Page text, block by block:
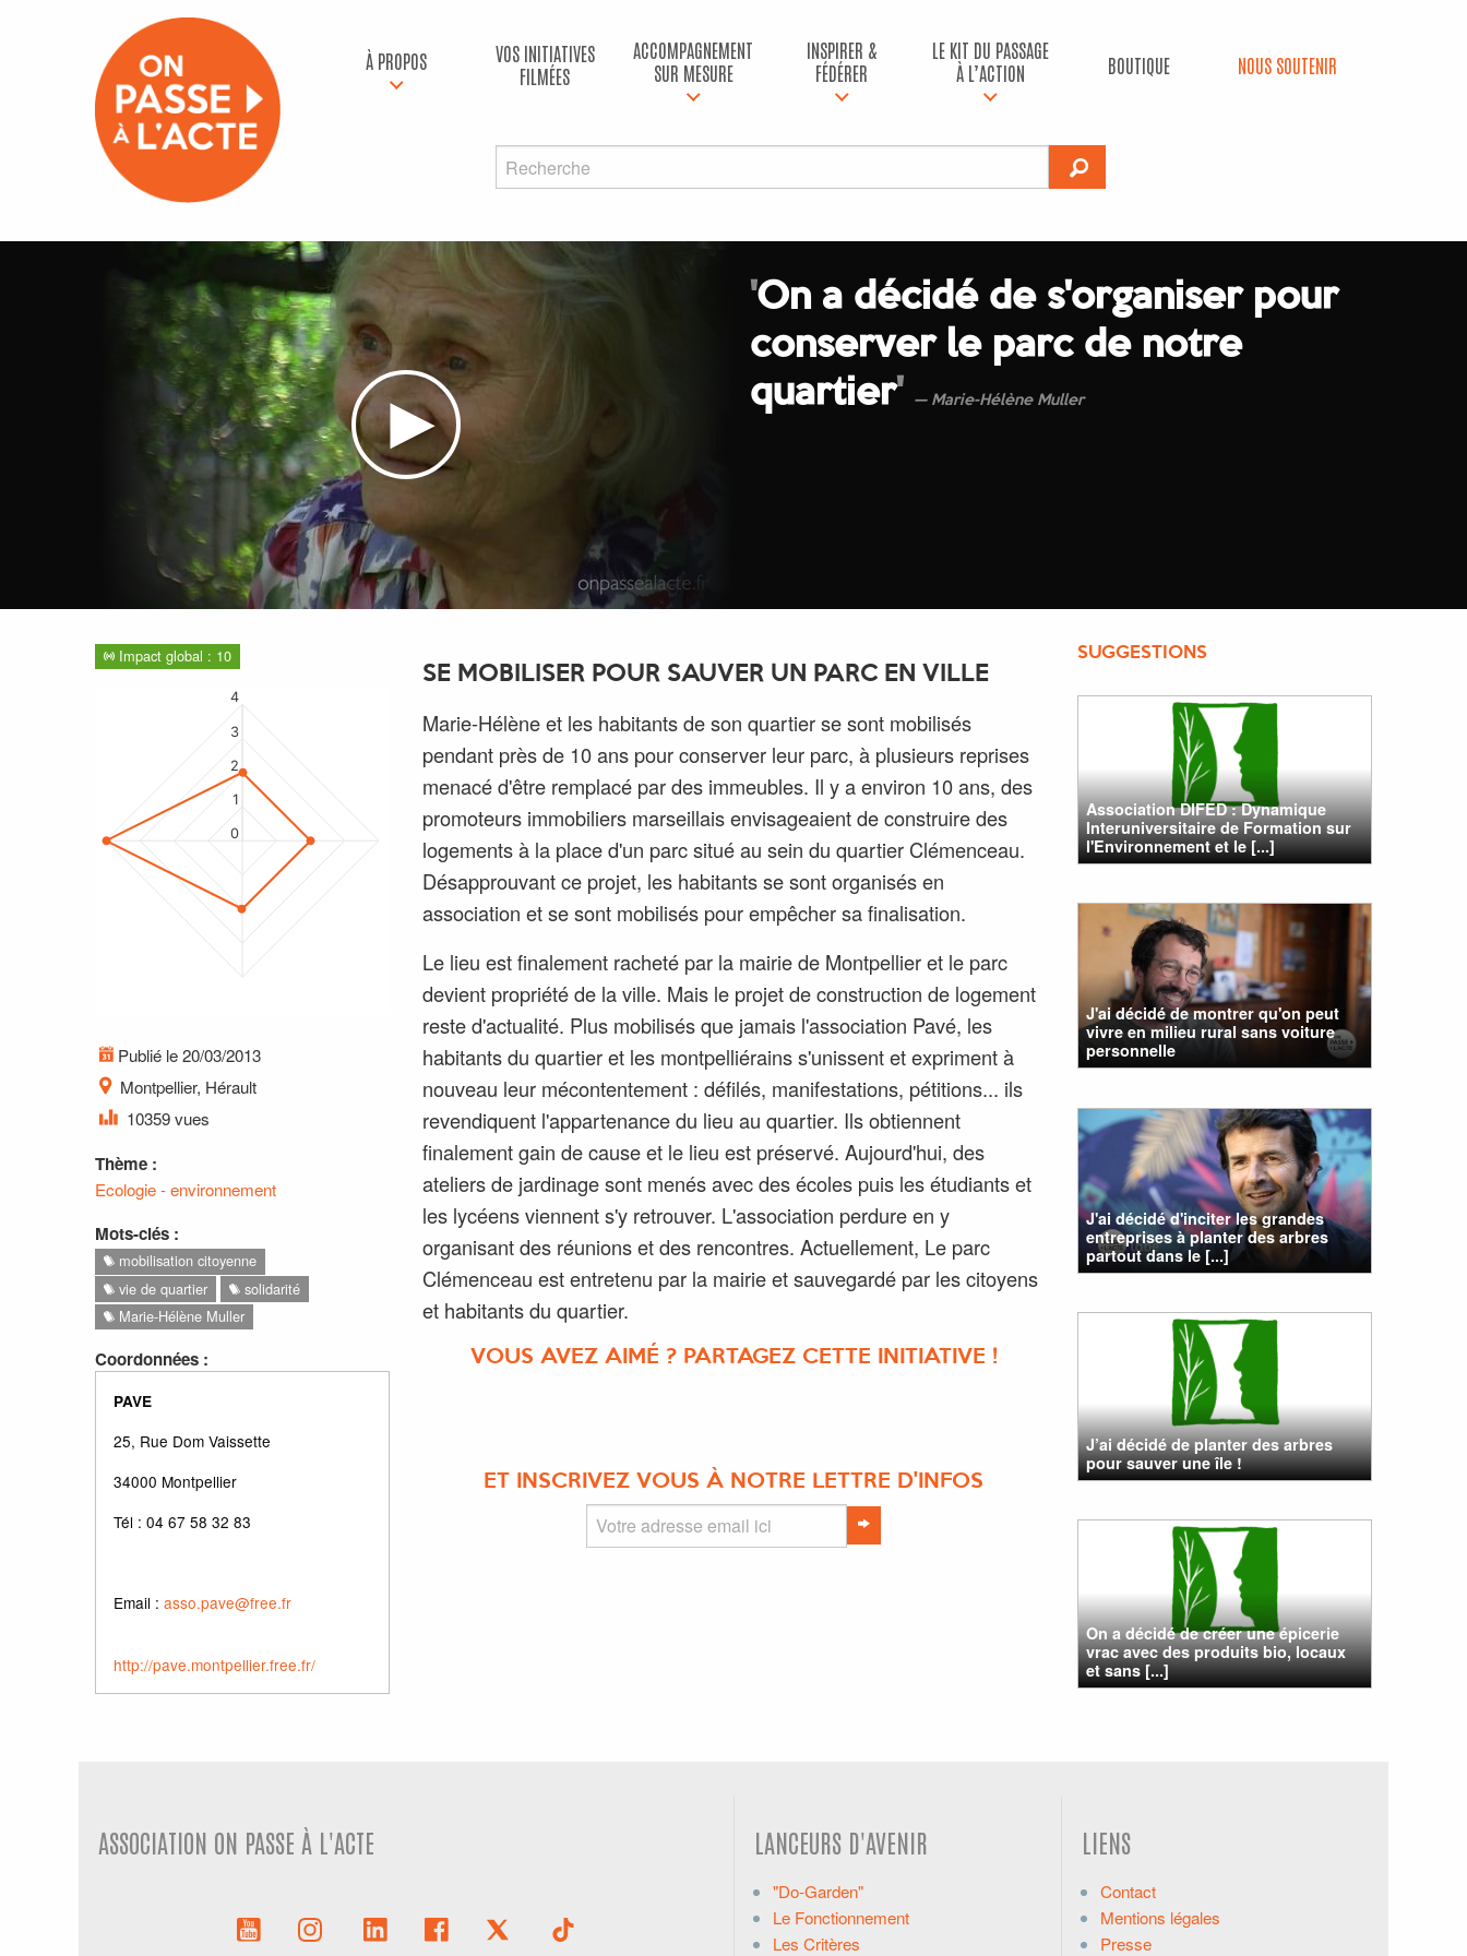
À PROPOS
VOS INITIATIVES
FILMÉES
ACCOMPAGNEMENT
SUR MESURE
INSPIRER &
FÉDÉRER
LE KIT DU PASSAGE
À L’ACTION
BOUTIQUE NOUS SOUTENIR
'On a décidé de s'organiser pour
conserver le parc de notre
quartier' Marie-Hélène Muller
Impact global : 10
0
1
2
3
4
Publié le 20/03/2013
Montpellier, Hérault
10359 vues
Thème :
Ecologie - environnement
Mots-clés :
mobilisation citoyenne
vie de quartier
solidarité
Marie-Hélène Muller
Coordonnées :
PAVE
25, Rue Dom Vaissette
34000 Montpellier
Tél : 04 67 58 32 83
Email : asso.pave@free.fr
http://pave.montpellier.free.fr/
SE MOBILISER POUR SAUVER UN PARC EN VILLE
Marie-Hélène et les habitants de son quartier se sont mobilisés
pendant près de 10 ans pour conserver leur parc, à plusieurs reprises
menacé d'être remplacé par des immeubles. Il y a environ 10 ans, des
promoteurs immobiliers marseillais envisageaient de construire des
logements à la place d'un parc situé au sein du quartier Clémenceau.
Désapprouvant ce projet, les habitants se sont organisés en
association et se sont mobilisés pour empêcher sa finalisation.
Le lieu est finalement racheté par la mairie de Montpellier et le parc
devient propriété de la ville. Mais le projet de construction de logement
reste d'actualité. Plus mobilisés que jamais l'association Pavé, les
habitants du quartier et les montpelliérains s'unissent et expriment à
nouveau leur mécontentement : défilés, manifestations, pétitions... ils
revendiquent l'appartenance du lieu au quartier. Ils obtiennent
finalement gain de cause et le lieu est préservé. Aujourd'hui, des
ateliers de jardinage sont menés avec des écoles puis les étudiants et
les lycéens viennent s'y retrouver. L'association perdure en y
organisant des réunions et des rencontres. Actuellement, Le parc
Clémenceau est entretenu par la mairie et sauvegardé par les citoyens
et habitants du quartier.
VOUS AVEZ AIMÉ ? PARTAGEZ CETTE INITIATIVE !
ET INSCRIVEZ VOUS À NOTRE LETTRE D'INFOS
SUGGESTIONS
Association DIFED : Dynamique
Interuniversitaire de Formation sur
l'Environnement et le [...]
J'ai décidé de montrer qu'on peut
vivre en milieu rural sans voiture
personnelle
J'ai décidé d'inciter les grandes
entreprises à planter des arbres
partout dans le [...]
J’ai décidé de planter des arbres
pour sauver une île !
On a décidé de créer une épicerie
vrac avec des produits bio, locaux
et sans [...]
ASSOCIATION ON PASSE À L'ACTE LANCEURS D'AVENIR
"Do-Garden"
Le Fonctionnement
Les Critères
LIENS
Contact
Mentions légales
Presse